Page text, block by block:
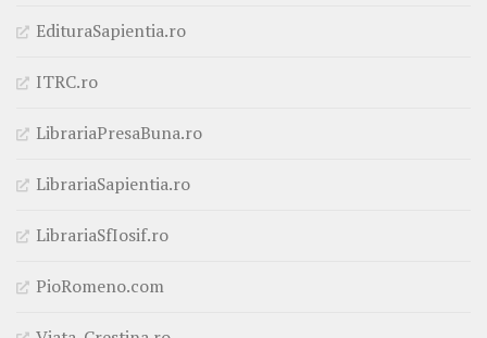
EdituraSapientia.ro
ITRC.ro
LibrariaPresaBuna.ro
LibrariaSapientia.ro
LibrariaSfIosif.ro
PioRomeno.com